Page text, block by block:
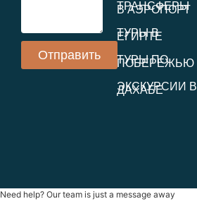
Отправить
ТРАНСФЕРЫ
В АЭРОПОРТ
ТУРЫ В
ЕГИПТЕ
ТУРЫ ПО
ПОБЕРЕЖЬЮ
ЭКСКУРСИИ В
ДАХАБЕ
Need help? Our team is just a message away